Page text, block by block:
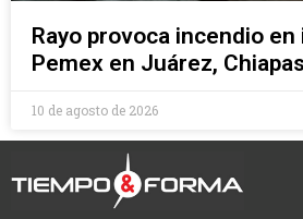
Rayo provoca incendio
Pemex en Juárez, Chiapas
10 de agosto de 2026